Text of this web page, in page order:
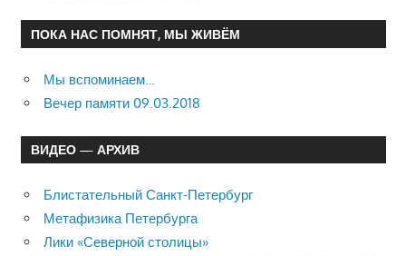
ПОКА НАС ПОМНЯТ, МЫ ЖИВЁМ
Мы вспоминаем…
Вечер памяти 09.03.2018
ВИДЕО — АРХИВ
Блистательный Санкт-Петербург
Метафизика Петербурга
Лики «Северной столицы»